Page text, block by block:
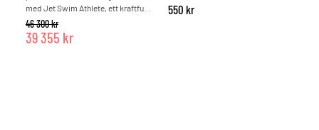
med Jet Swim Athlete, ett kraftfullt
motströmsaggregat från Pahlén –
specialdesignat för installation i
tjocka poolväggar så som
46 300kr
39 355 kr
550 kr